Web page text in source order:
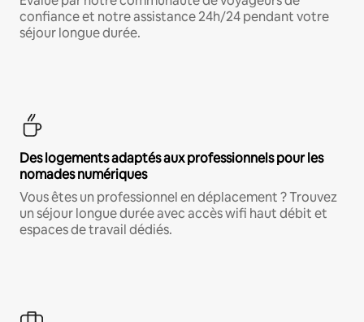
confiance et notre assistance 24h/24 pendant votre
séjour longue durée.
Des logements adaptés aux professionnels pour les
nomades numériques
Vous êtes un professionnel en déplacement ? Trouvez
un séjour longue durée avec accès wifi haut débit et
espaces de travail dédiés.